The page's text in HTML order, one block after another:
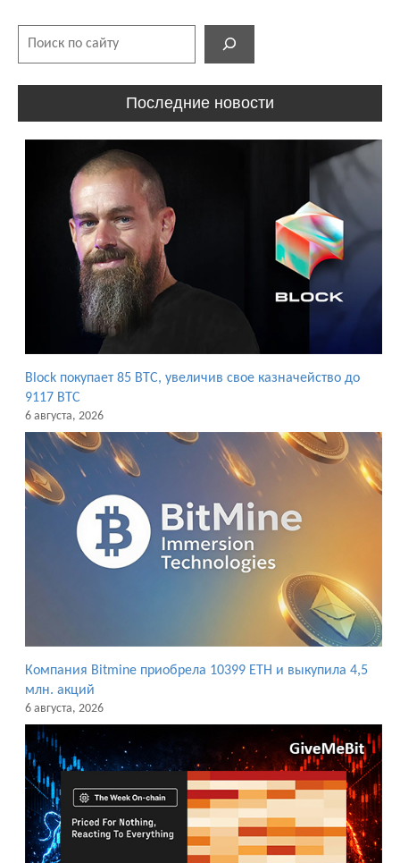
Последние новости
Block покупает 85 BTC, увеличив свое казначейство до
9117 BTC
6 августа, 2026
Компания Bitmine приобрела 10399 ETH и выкупила 4,5
млн. акций
6 августа, 2026